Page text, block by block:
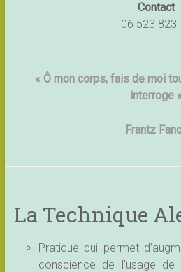
Contact
06 523 823
« Ô mon corps, fais de moi
interroge
Frantz
La Technique
Pratique qui permet
conscience de l’usage